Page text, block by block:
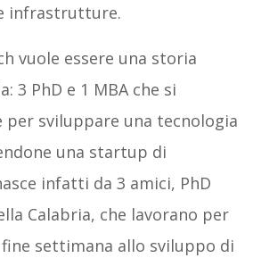
infrastrutture.
vuole essere una storia
3 PhD e 1 MBA che si
per sviluppare una tecnologia
una startup di
infatti da 3 amici, PhD
Calabria, che lavorano per
settimana allo sviluppo di